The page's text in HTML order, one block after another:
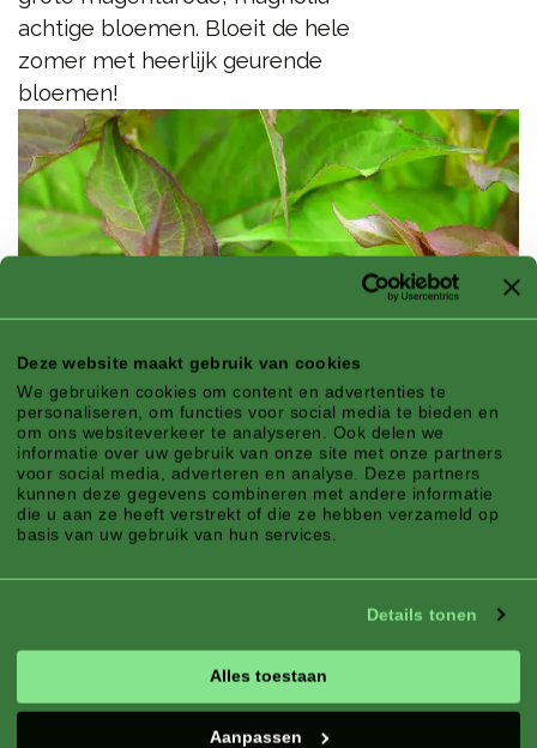
Deze website maakt gebruik van cookies
We gebruiken cookies om content en advertenties te
personaliseren, om functies voor social media te bieden en
om ons websiteverkeer te analyseren. Ook delen we
informatie over uw gebruik van onze site met onze partners
voor social media, adverteren en analyse. Deze partners
kunnen deze gegevens combineren met andere informatie
die u aan ze heeft verstrekt of die ze hebben verzameld op
basis van uw gebruik van hun services.
Details tonen
Alles toestaan
Aanpassen
achtige bloemen. Bloeit de hele
zomer met heerlijk geurende
bloemen!